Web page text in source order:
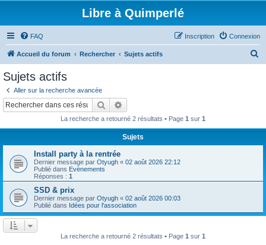
Libre à Quimperlé
FAQ Connexion
Inscription
Accueil du forum Rechercher Sujets actifs
r
Sujets actifs
Aller sur la recherche avancée
Rechercher
La recherche a retourné 2 résultats • Page 1 sur 1
Sujets
Install party à la rentrée
Dernier message par Otyugh « 02 août 2026 22:12
Publié dans Evènements
Réponses : 1
SSD & prix
Dernier message par Otyugh « 02 août 2026 00:03
Publié dans Idées pour l'association
La recherche a retourné 2 résultats • Page 1 sur 1